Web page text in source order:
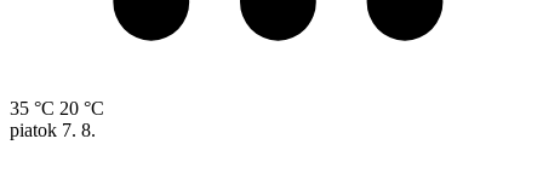
35 °C 20 °C
piatok 7. 8.